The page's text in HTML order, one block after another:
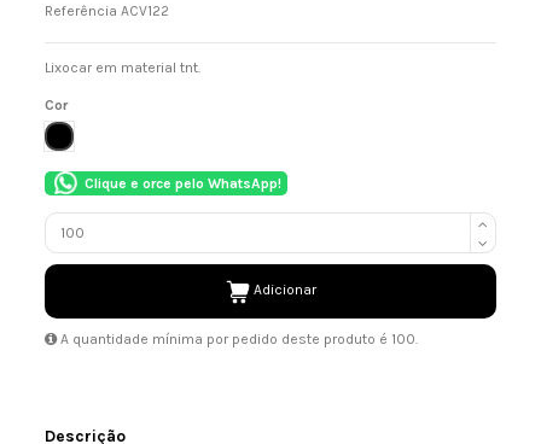
Referência ACV122
Lixocar em material tnt.
Cor
PRETO
Clique e orce pelo WhatsApp!
Adicionar
A quantidade mínima por pedido deste produto é 100.
Descrição